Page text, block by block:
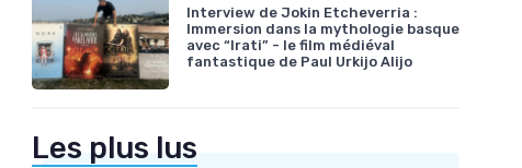
Interview de Jokin Etcheverria :
Immersion dans la mythologie basque
avec “Irati” - le film médiéval
fantastique de Paul Urkijo Alijo
Les plus lus